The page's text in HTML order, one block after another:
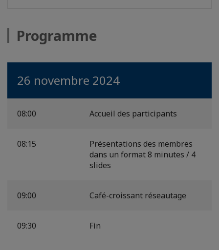
Programme
26 novembre 2024
08:00 Accueil des participants
08:15
Présentations des membres
dans un format 8 minutes / 4
slides
09:00 Café-croissant réseautage
09:30 Fin